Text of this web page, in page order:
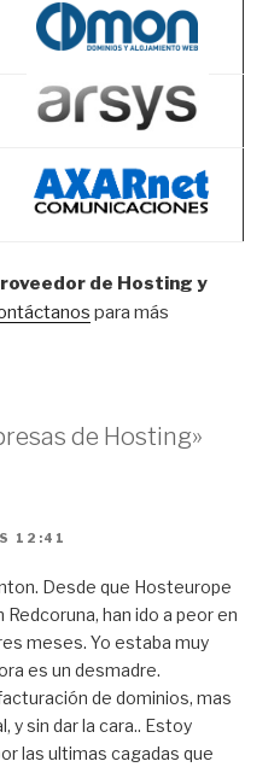
de Hosting y
para más
de Hosting»
12:41
Desde que Hosteurope
han ido a peor en
meses. Yo estaba muy
es un desmadre.
de dominios, mas
y sin dar la cara.. Estoy
las ultimas cagadas que